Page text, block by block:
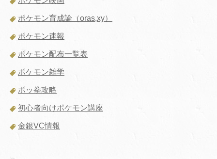
ポケモン育成論（oras,xy）
ポケモン速報
ポケモン配布一覧表
ポケモン雑学
ポッ拳攻略
初心者向けポケモン講座
金銀VC情報